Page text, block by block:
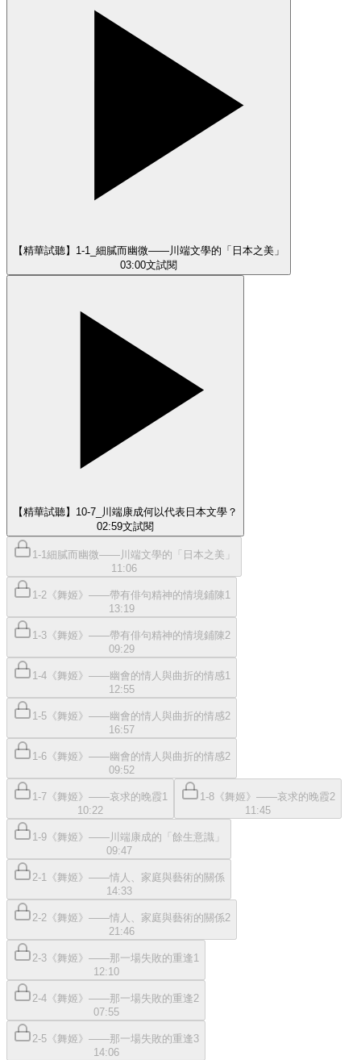
【精華試聽】1-1_細膩而幽微——川端文學的「日本之美」
03:00文試閱
【精華試聽】10-7_川端康成何以代表日本文學？
02:59文試閱
1-1細膩而幽微——川端文學的「日本之美」
11:06
1-2《舞姬》——帶有俳句精神的情境鋪陳1
13:19
1-3《舞姬》——帶有俳句精神的情境鋪陳2
09:29
1-4《舞姬》——幽會的情人與曲折的情感1
12:55
1-5《舞姬》——幽會的情人與曲折的情感2
16:57
1-6《舞姬》——幽會的情人與曲折的情感2
09:52
1-7《舞姬》——哀求的晚霞1
10:22
1-8《舞姬》——哀求的晚霞2
11:45
1-9《舞姬》——川端康成的「餘生意識」
09:47
2-1《舞姬》——情人、家庭與藝術的關係
14:33
2-2《舞姬》——情人、家庭與藝術的關係2
21:46
2-3《舞姬》——那一場失敗的重逢1
12:10
2-4《舞姬》——那一場失敗的重逢2
07:55
2-5《舞姬》——那一場失敗的重逢3
14:06